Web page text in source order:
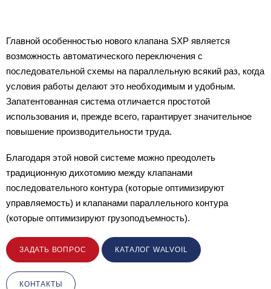
Главной особенностью нового клапана SXP является
возможность автоматического переключения с
последовательной схемы на параллельную всякий раз, когда
условия работы делают это необходимым и удобным.
Запатентованная система отличается простотой
использования и, прежде всего, гарантирует значительное
повышение производительности труда.
Благодаря этой новой системе можно преодолеть
традиционную дихотомию между клапанами
последовательного контура (которые оптимизируют
управляемость) и клапанами параллельного контура
(которые оптимизируют грузоподъемность).
ЗАДАТЬ ВОПРОС КАТАЛОГ WALVOIL
КОНТАКТЫ